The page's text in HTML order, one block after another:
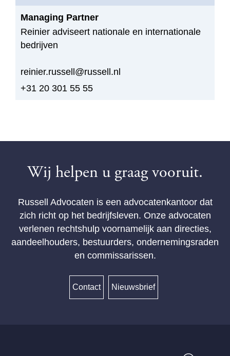
Managing Partner
Reinier adviseert nationale en internationale
bedrijven
reinier.russell@russell.nl
+31 20 301 55 55
Wij helpen u graag vooruit.
Russell Advocaten is een advocatenkantoor dat
zich richt op het bedrijfsleven. Onze advocaten
verlenen rechtshulp voornamelijk aan directies,
aandeelhouders, bestuurders, ondernemingsraden
en commissarissen.
Contact Nieuwsbrief